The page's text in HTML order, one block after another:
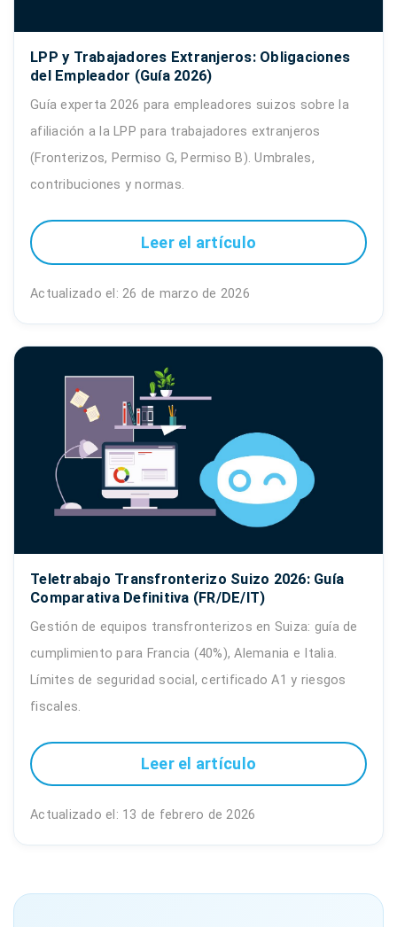
LPP y Trabajadores Extranjeros: Obligaciones
del Empleador (Guía 2026)
Guía experta 2026 para empleadores suizos sobre la
afiliación a la LPP para trabajadores extranjeros
(Fronterizos, Permiso G, Permiso B). Umbrales,
contribuciones y normas.
Leer el artículo
Actualizado el: 26 de marzo de 2026
Teletrabajo Transfronterizo Suizo 2026: Guía
Comparativa Definitiva (FR/DE/IT)
Gestión de equipos transfronterizos en Suiza: guía de
cumplimiento para Francia (40%), Alemania e Italia.
Límites de seguridad social, certificado A1 y riesgos
fiscales.
Leer el artículo
Actualizado el: 13 de febrero de 2026